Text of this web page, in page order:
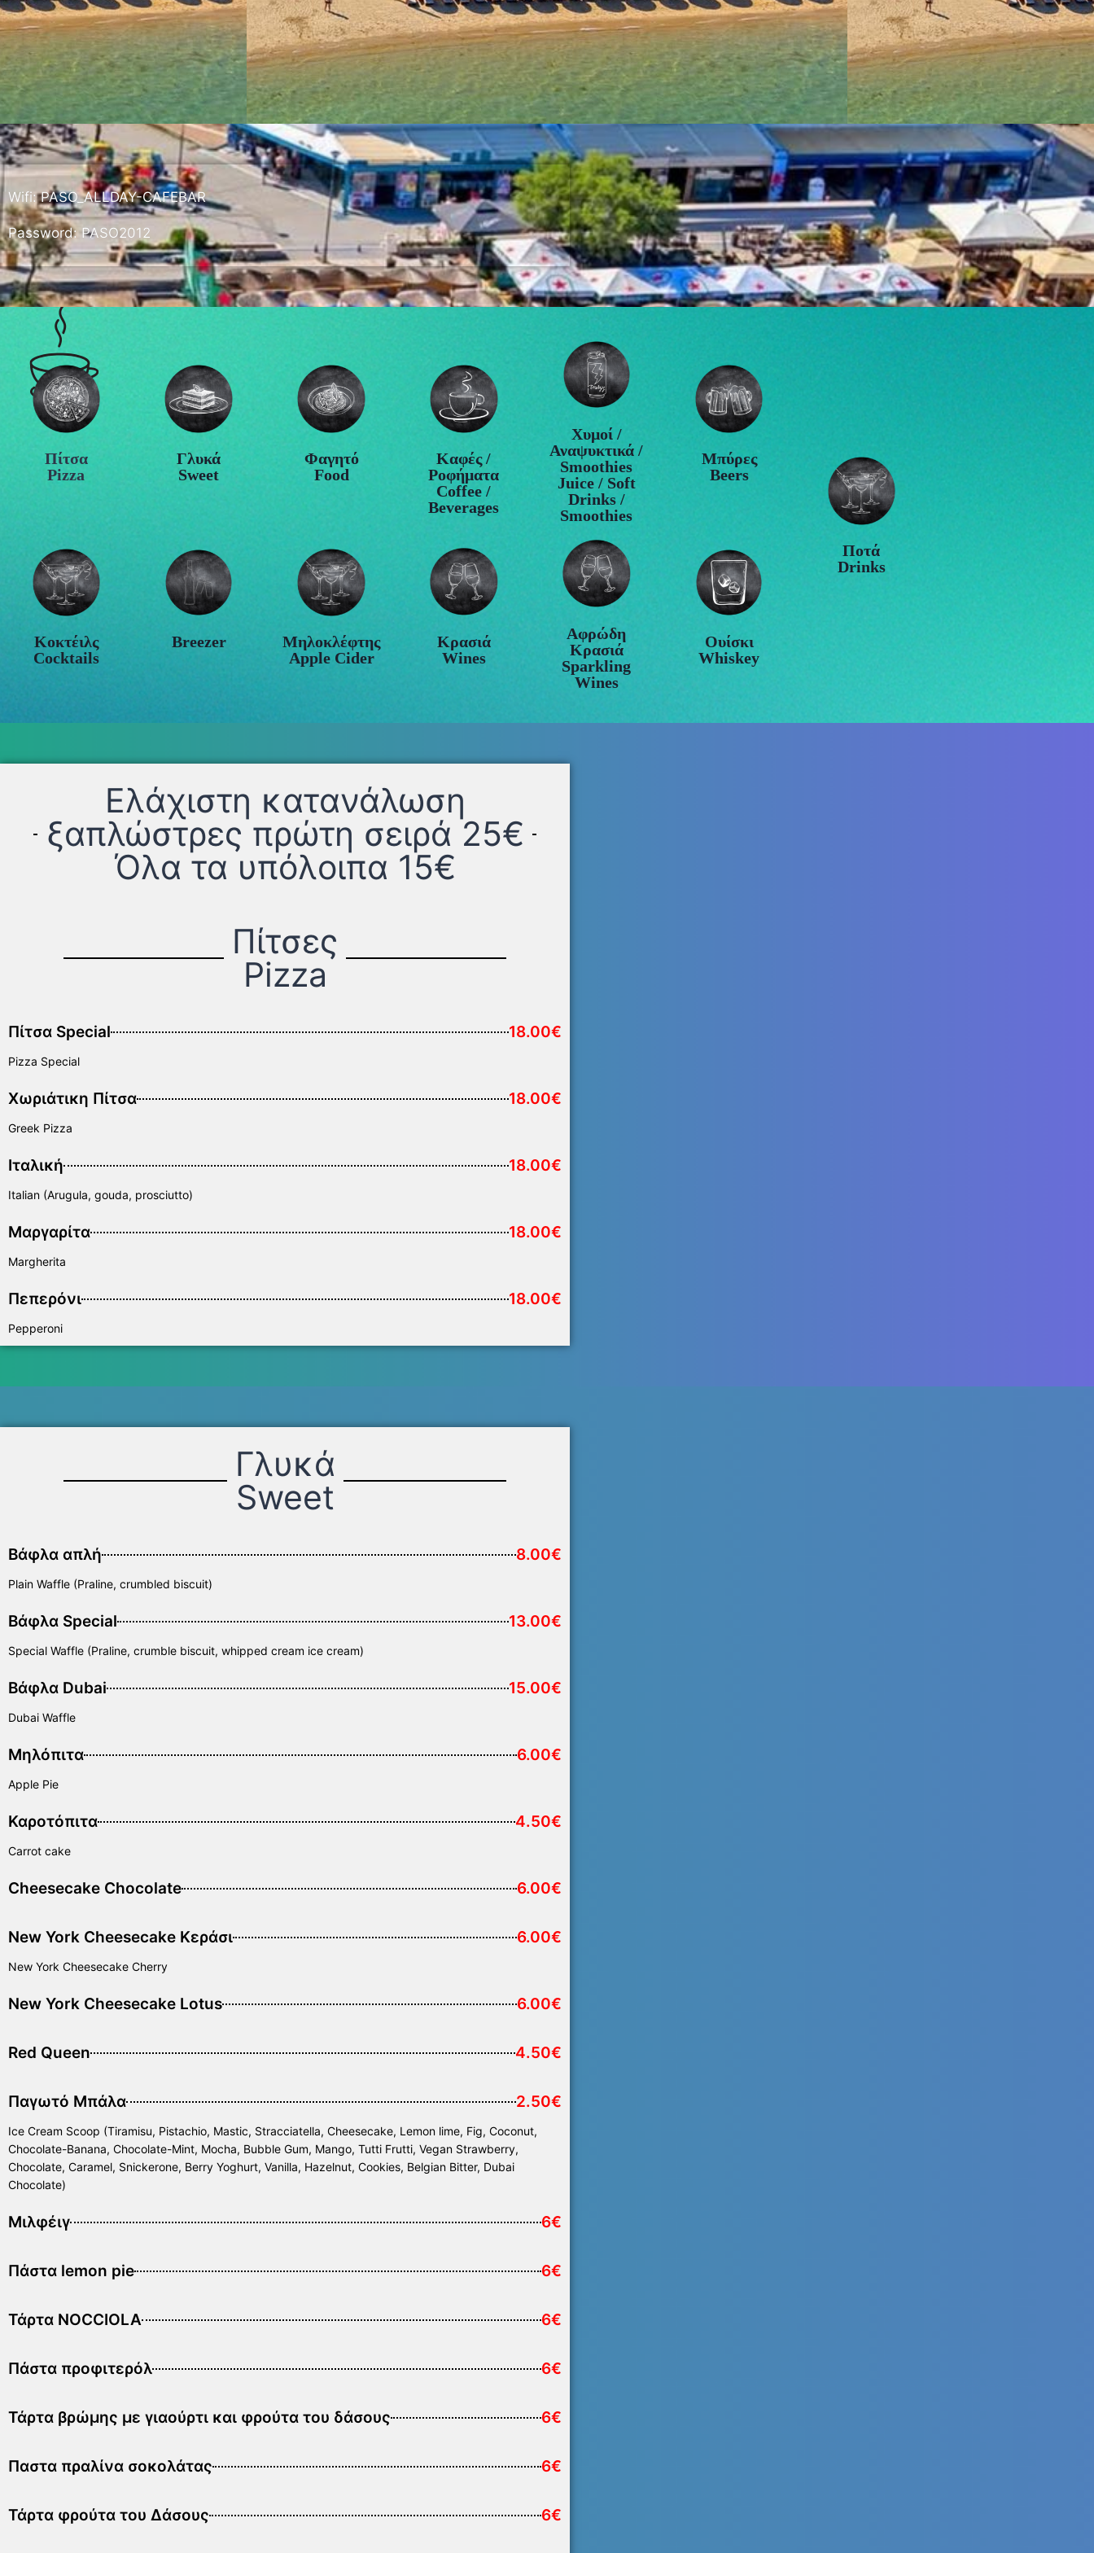
Wifi: PASO_ALLDAY-CAFEBAR
Password: PASO2012
Πίτσα
Pizza
Κοκτέιλς
Cocktails
Γλυκά
Sweet
Breezer
Φαγητό
Food
Μηλοκλέφτης
Apple Cider
Καφές /
Ροφήματα
Coffee /
Beverages
Κρασιά
Wines
Χυμοί /
Αναψυκτικά /
Smoothies
Juice / Soft
Drinks /
Smoothies
Αφρώδη
Κρασιά
Sparkling
Wines
Μπύρες
Beers
Ουίσκι
Whiskey
Ποτά
Drinks
Eλάχιστη κατανάλωση
ξαπλώστρες πρώτη σειρά 25€
Όλα τα υπόλοιπα 15€
Πίτσες
Pizza
Πίτσα Special 18.00€
Pizza Special
Χωριάτικη Πίτσα 18.00€
Greek Pizza
Ιταλική 18.00€
Italian (Arugula, gouda, prosciutto)
Μαργαρίτα 18.00€
Margherita
Πεπερόνι 18.00€
Pepperoni
Γλυκά
Sweet
Βάφλα απλή 8.00€
Plain Waffle (Praline, crumbled biscuit)
Βάφλα Special 13.00€
Special Waffle (Praline, crumble biscuit, whipped cream ice cream)
Βάφλα Dubai 15.00€
Dubai Waffle
Μηλόπιτα 6.00€
Apple Pie
Καροτόπιτα 4.50€
Carrot cake
Cheesecake Chocolate 6.00€
New York Cheesecake Κεράσι 6.00€
New York Cheesecake Cherry
New York Cheesecake Lotus 6.00€
Red Queen 4.50€
Παγωτό Μπάλα 2.50€
Ice Cream Scoop (Tiramisu, Pistachio, Mastic, Stracciatella, Cheesecake, Lemon lime, Fig, Coconut,
Chocolate-Banana, Chocolate-Mint, Mocha, Bubble Gum, Mango, Tutti Frutti, Vegan Strawberry,
Chocolate, Caramel, Snickerone, Berry Yoghurt, Vanilla, Hazelnut, Cookies, Belgian Bitter, Dubai
Chocolate)
Μιλφέιγ 6€
Πάστα lemon pie 6€
Τάρτα NOCCIOLA 6€
Πάστα προφιτερόλ 6€
Τάρτα βρώμης με γιαούρτι και φρούτα του δάσους 6€
Παστα πραλίνα σοκολάτας 6€
Τάρτα φρούτα του Δάσους 6€